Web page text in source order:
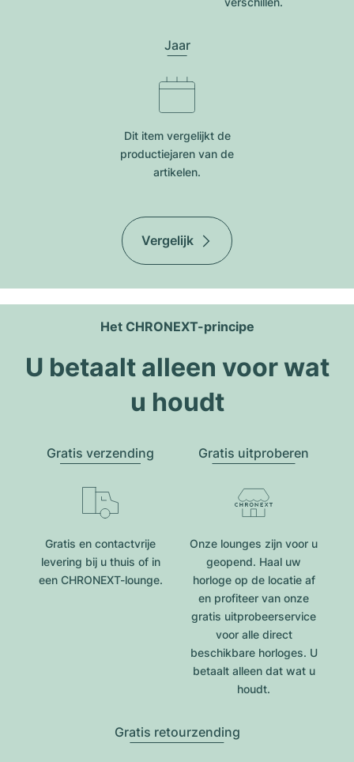
Jaar
Dit item vergelijkt de
productiejar​en van de
artikelen.
Vergelijk
Het CHRONEXT-principe
U betaalt alleen voor wat
u houdt
Gratis verzending
Gratis en contactvrije
levering bij u thuis of in
een CHRONEXT-lounge.
Gratis uitproberen
Onze lounges zijn voor u
geopend. Haal uw
horloge op de locatie af
en profiteer van onze
gratis uitprobeerservice
voor alle direct
beschikbare horloges. U
betaalt alleen dat wat u
houdt.
Gratis retourzending